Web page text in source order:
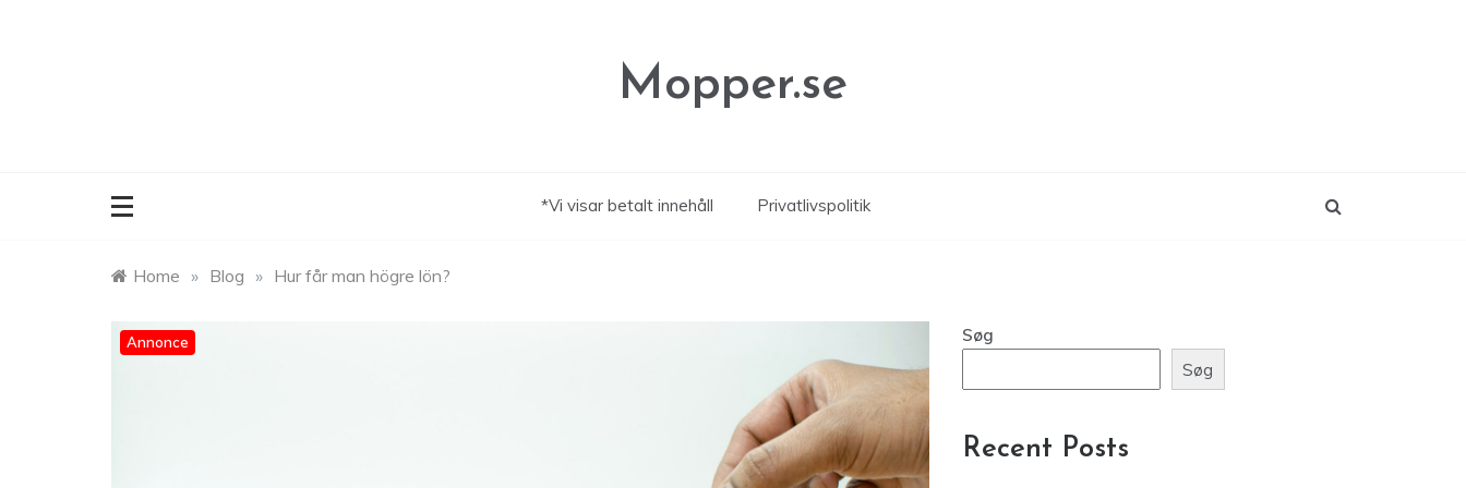
Mopper.se
*Vi visar betalt innehåll Privatlivspolitik
Home » Blog » Hur får man högre lön?
Annonce
Søg
Søg
Recent Posts